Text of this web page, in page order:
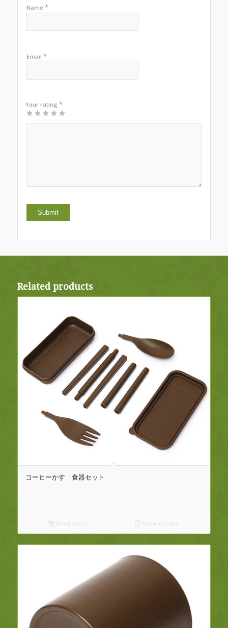
Name *
Email *
Your rating *
1
2
3
4
5
Related products
コーヒーかす 食器セット